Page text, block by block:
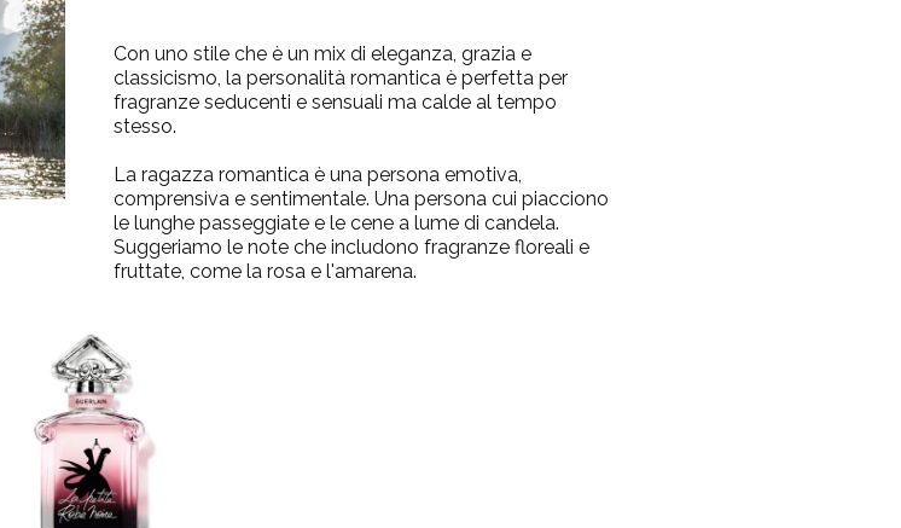
Con uno stile che è un mix di eleganza, grazia e
classicismo, la personalità romantica è perfetta per
fragranze seducenti e sensuali ma calde al tempo
stesso.
La ragazza romantica è una persona emotiva,
comprensiva e sentimentale. Una persona cui piacciono
le lunghe passeggiate e le cene a lume di candela.
Suggeriamo le note che includono fragranze floreali e
fruttate, come la rosa e l'amarena.